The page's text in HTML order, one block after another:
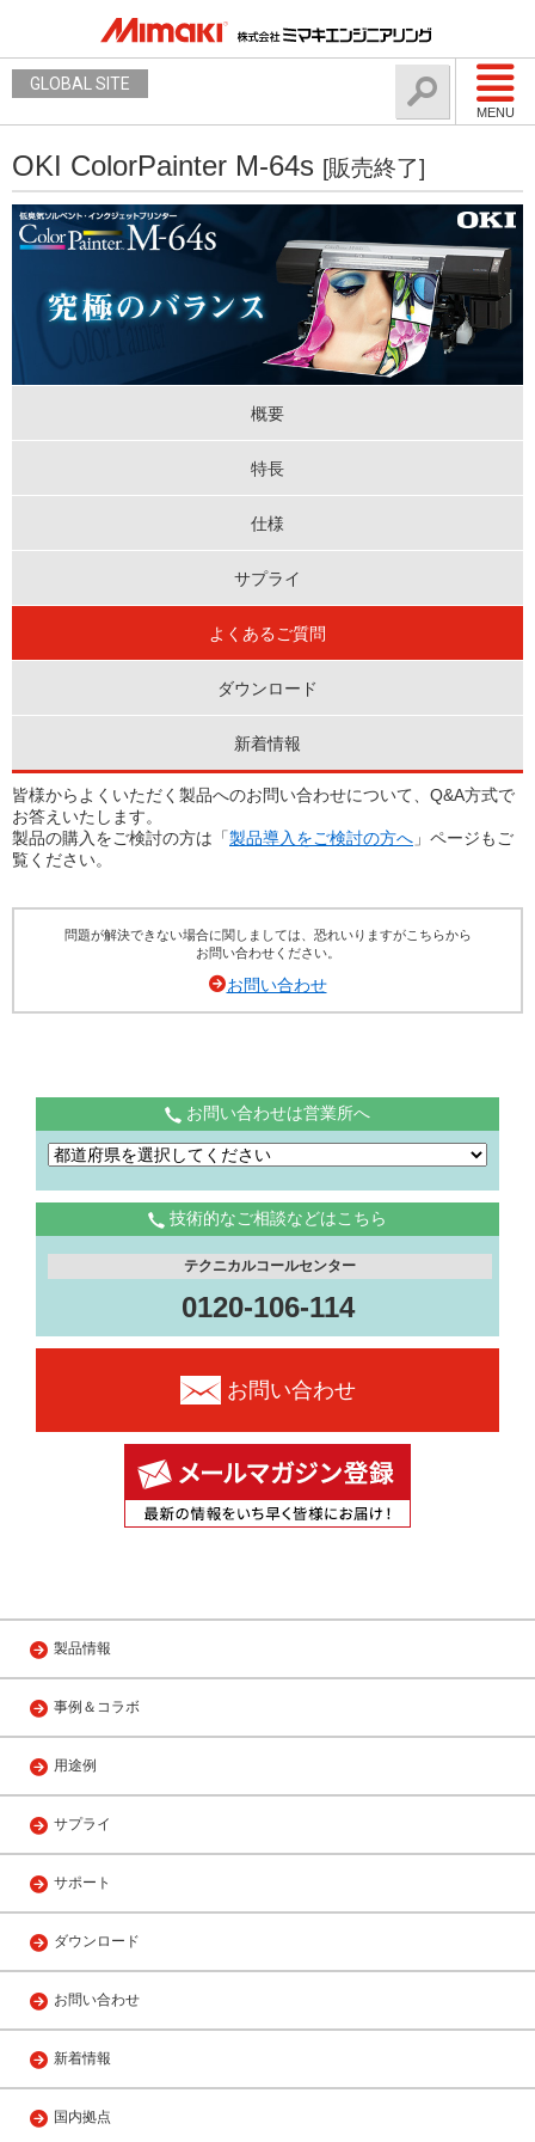
MENU
GLOBAL SITE
OKI ColorPainter M-64s [販売終了]
概要
特長
仕様
サプライ
よくあるご質問
ダウンロード
新着情報
皆様からよくいただく製品へのお問い合わせについて、Q&A方式で
お答えいたします。
製品の購入をご検討の方は「製品導入をご検討の方へ 」ページもご
覧ください。
問題が解決できない場合に関しましては、恐れいりますがこちらから
お問い合わせください。
お問い合わせ
お問い合わせは営業所へ
技術的なご相談などはこちら
テクニカルコールセンター
0120-106-114
お問い合わせ
製品情報
事例＆コラボ
用途例
サプライ
サポート
ダウンロード
お問い合わせ
新着情報
国内拠点